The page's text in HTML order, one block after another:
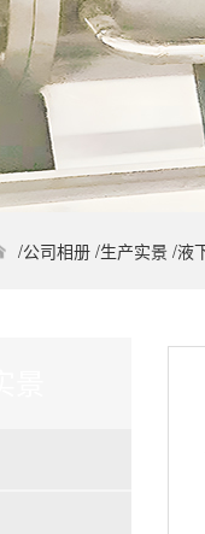
/公司相册 /生产实景 /液